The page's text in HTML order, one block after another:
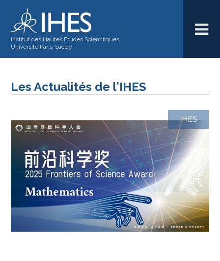
Institut des Hautes Études Scientifiques
Université Paris-Saclay
Les Actualités de l'IHES
IHES